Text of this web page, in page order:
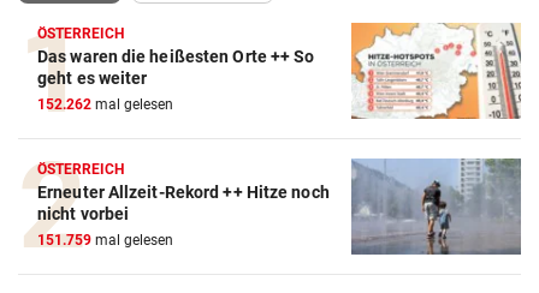
ÖSTERREICH
Das waren die heißesten Orte ++ So
geht es weiter
152.262 mal gelesen
ÖSTERREICH
Erneuter Allzeit-Rekord ++ Hitze noch
nicht vorbei
151.759 mal gelesen